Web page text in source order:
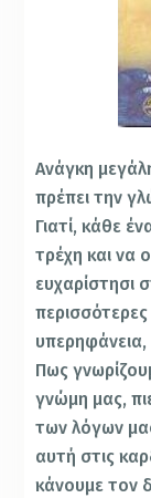
Ανάγκη
πρέπει την
Γιατί, κάθε
τρέχη και να
ευχαρίστησι
Πως
γνώμη μας,
των λόγων
αυτή στις
κάνουμε τον